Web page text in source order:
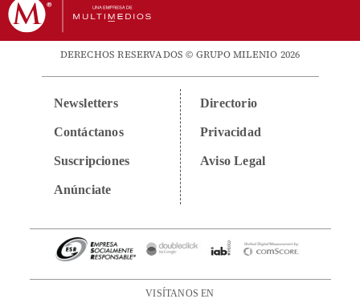
DERECHOS RESERVADOS © GRUPO MILENIO 2026
Newsletters
Contáctanos
Suscripciones
Anúnciate
Directorio
Privacidad
Aviso Legal
VISÍTANOS EN